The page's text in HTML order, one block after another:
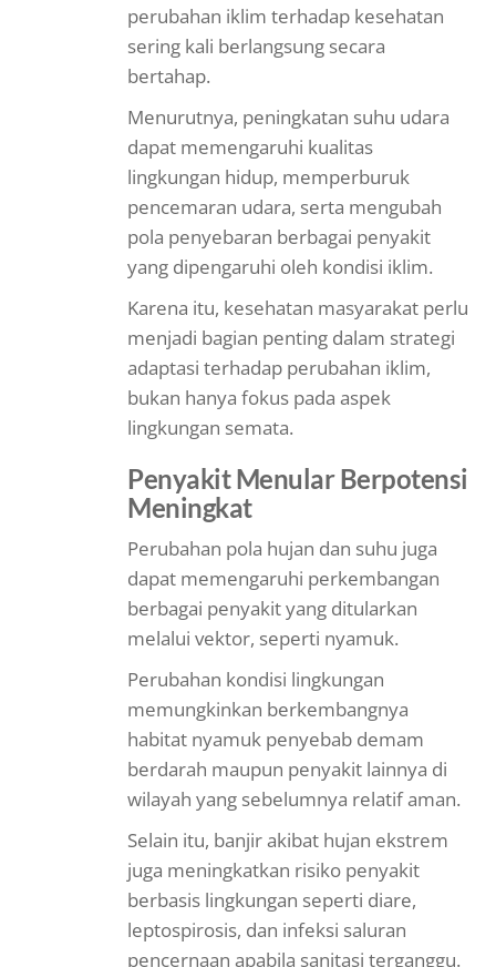
perubahan iklim terhadap kesehatan
sering kali berlangsung secara
bertahap.
Menurutnya, peningkatan suhu udara
dapat memengaruhi kualitas
lingkungan hidup, memperburuk
pencemaran udara, serta mengubah
pola penyebaran berbagai penyakit
yang dipengaruhi oleh kondisi iklim.
Karena itu, kesehatan masyarakat perlu
menjadi bagian penting dalam strategi
adaptasi terhadap perubahan iklim,
bukan hanya fokus pada aspek
lingkungan semata.
Penyakit Menular Berpotensi
Meningkat
Perubahan pola hujan dan suhu juga
dapat memengaruhi perkembangan
berbagai penyakit yang ditularkan
melalui vektor, seperti nyamuk.
Perubahan kondisi lingkungan
memungkinkan berkembangnya
habitat nyamuk penyebab demam
berdarah maupun penyakit lainnya di
wilayah yang sebelumnya relatif aman.
Selain itu, banjir akibat hujan ekstrem
juga meningkatkan risiko penyakit
berbasis lingkungan seperti diare,
leptospirosis, dan infeksi saluran
pencernaan apabila sanitasi terganggu.